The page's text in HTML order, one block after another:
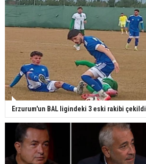
Erzurum'un BAL ligindeki 3 eski rakibi çekildi